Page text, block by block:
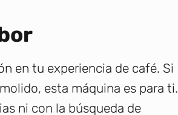
en tu experiencia de café. Si
esta máquina es para ti.
ni con la búsqueda de